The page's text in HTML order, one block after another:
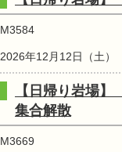
M3584
2026年12月12日（土）
【日帰り岩場
集合解散
M3669